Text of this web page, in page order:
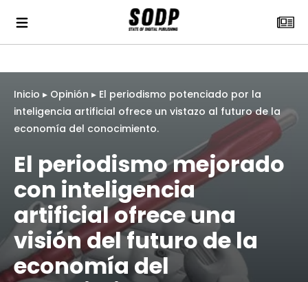
Inicio ▸ Opinión ▸ El periodismo potenciado por la
inteligencia artificial ofrece un vistazo al futuro de la
economía del conocimiento.
El periodismo mejorado
con inteligencia
artificial ofrece una
visión del futuro de la
economía del